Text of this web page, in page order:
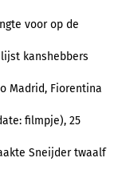
voor op de
kanshebbers
Madrid, Fiorentina
filmpje), 25
Sneijder twaalf